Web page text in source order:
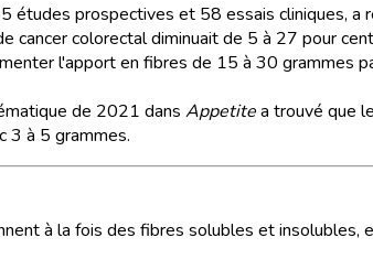
études prospectives et 58 essais cliniques, a
cancer colorectal diminuait de 5 à 27 pour
l'apport en fibres de 15 à 30 grammes
de 2021 dans Appetitea trouvé que
3 à 5 grammes.
à la fois des fibres solubles et insolubles,